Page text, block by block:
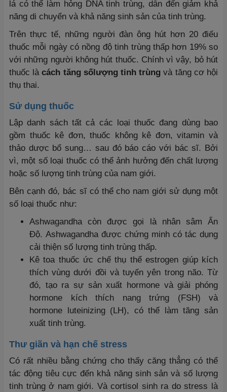
lá có thể làm hỏng DNA tinh trùng, dẫn đến giảm khả
năng di chuyển và khả năng sinh sản của tinh trùng.
Trên thực tế, những người đàn ông hút hơn 20 điếu
thuốc mỗi ngày có nồng độ tinh trùng thấp hơn 19% so
với những người không hút thuốc. Chính vì vậy, bỏ hút
thuốc làcách tăng sốlượng tinh trùng và tăng cơ hội
thụ thai.
Sử dụng thuốc
Lập danh sách tất cả các loại thuốc đang dùng bao
gồm thuốc kê đơn, thuốc không kê đơn, vitamin và
thảo dược bổ sung… sau đó báo cáo với bác sĩ. Bởi
vì, một số loại thuốc có thể ảnh hưởng đến chất lượng
hoặc số lượng tinh trùng của nam giới.
Bên cạnh đó, bác sĩ có thể cho nam giới sử dụng một
số loại thuốc như:
Ashwagandha còn được gọi là nhân sâm Ấn
Độ. Ashwagandha được chứng minh có tác dụng
cải thiện số lượng tinh trùng thấp.
Kê toa thuốc ức chế thụ thể estrogen giúp kích
thích vùng dưới đồi và tuyến yên trong não. Từ
đó, tạo ra sự sản xuất hormone và giải phóng
hormone kích thích nang trứng (FSH) và
hormone luteinizing (LH), có thể làm tăng sản
xuất tinh trùng.
Thư giãn và hạn chế stress
Có rất nhiều bằng chứng cho thấy căng thẳng có thể
tác động tiêu cực đến khả năng sinh sản và số lượng
tinh trùng ở nam giới. Và cortisol sinh ra do stress là